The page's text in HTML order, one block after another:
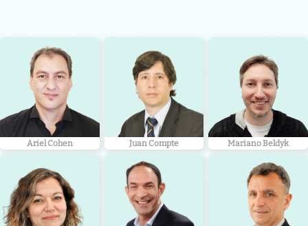
Ariel Cohen Juan Compte Mariano Beldyk